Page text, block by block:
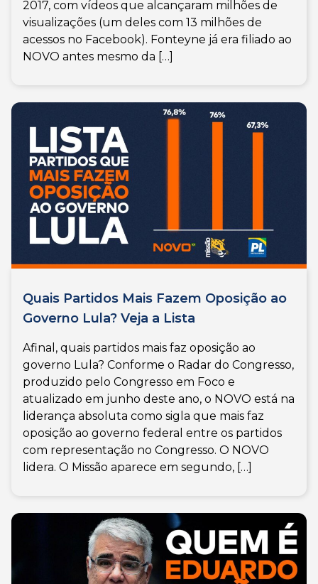
2017, com vídeos que alcançaram milhões de
visualizações (um deles com 13 milhões de
acessos no Facebook). Fonteyne já era filiado ao
NOVO antes mesmo da […]
Quais Partidos Mais Fazem Oposição ao
Governo Lula? Veja a Lista
Afinal, quais partidos mais faz oposição ao
governo Lula? Conforme o Radar do Congresso,
produzido pelo Congresso em Foco e
atualizado em junho deste ano, o NOVO está na
liderança absoluta como sigla que mais faz
oposição ao governo federal entre os partidos
com representação no Congresso. O NOVO
lidera. O Missão aparece em segundo, […]